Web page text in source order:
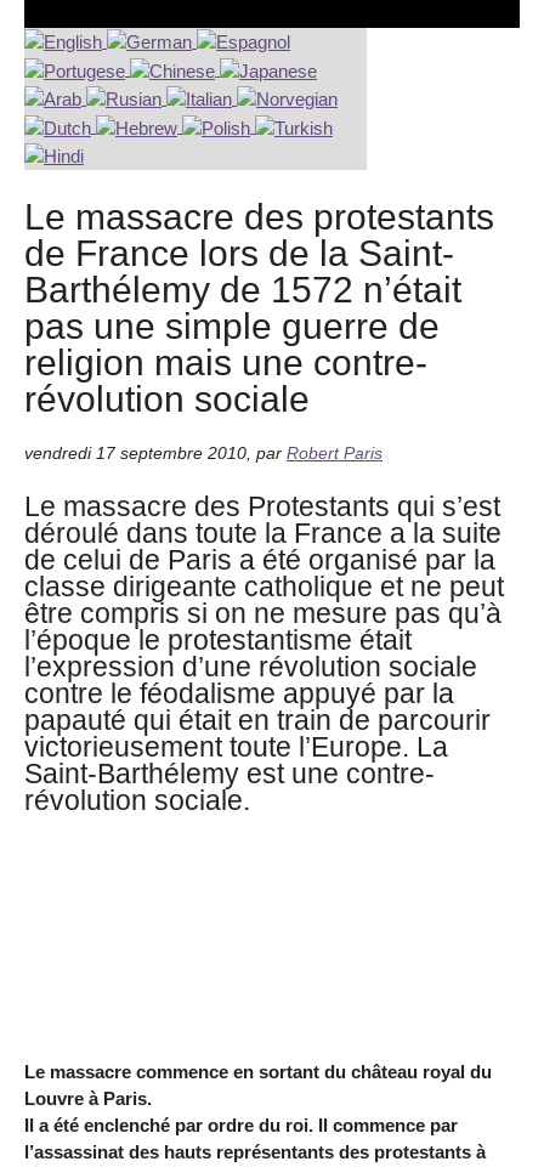
Le massacre des protestants
de France lors de la Saint-
Barthélemy de 1572 n’était
pas une simple guerre de
religion mais une contre-
révolution sociale
vendredi 17 septembre 2010 par Robert Paris
Le massacre des Protestants qui s’est
déroulé dans toute la France a la suite
de celui de Paris a été organisé par la
classe dirigeante catholique et ne peut
être compris si on ne mesure pas qu’à
l’époque le protestantisme était
l’expression d’une révolution sociale
contre le féodalisme appuyé par la
papauté qui était en train de parcourir
victorieusement toute l’Europe. La
Saint-Barthélemy est une contre-
révolution sociale.
Le massacre commence en sortant du château royal du
Louvre à Paris.
Il a été enclenché par ordre du roi. Il commence par
l’assassinat des hauts représentants des protestants à